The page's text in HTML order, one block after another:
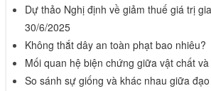
Dự thảo Nghị định về giảm thuế giá trị
30/6/2025
Không thắt dây an toàn phạt bao nhiêu?
Mối quan hệ biện chứng giữa vật chất
So sánh sự giống và khác nhau giữa